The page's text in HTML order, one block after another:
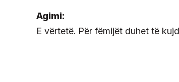
Agimi:
E vërtetë. Për fëmijët duhet të